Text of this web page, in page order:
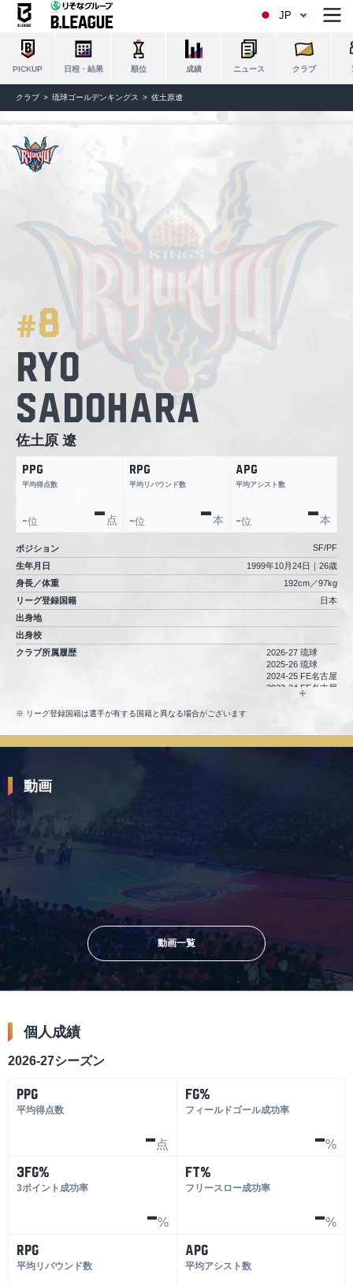
JP
PICKUP 日程・結果 順位 成績 ニュース クラブ
クラブ 琉球ゴールデンキングス 佐土原遼
ポジション
SF/PF
生年月日
1999年10月24日｜26歳
身長／体重
192cm／97kg
リーグ登録国籍
日本
出身地
出身校
クラブ所属履歴
2026-27 琉球
2025-26 琉球
2024-25 FE名古屋
2023-24 FE名古屋
2022-23 広島
リーグ登録国籍は選手が有する国籍と異なる場合がございます
#8
Ryo
Sadohara
佐土原 遼
PPG
平均得点数
- 点
-位
RPG
平均リバウンド数
-本
-位
APG
平均アシスト数
-本
-位
動画
【プレーまとめ】琉球#8 佐土原
遼｜第12節GAME1｜12.06.2025
プロバスケ (Bリーグ)
待される5選手をピックアップ！
SEASON
2025.03.05
動画一覧
個人成績
2026-27シーズン
PPG
平均得点数
-点
FG%
フィールドゴール成功率
-%
3FG%
3ポイント成功率
-%
FT%
フリースロー成功率
-%
RPG
平均リバウンド数
APG
平均アシスト数